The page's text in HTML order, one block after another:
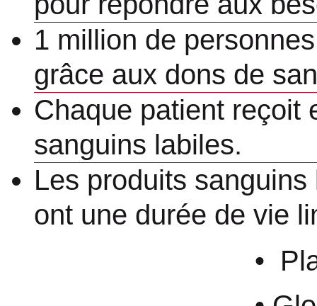
1 million de
grâce aux dons de
Chaque patient reçoit
sanguins labiles.
Les produits
ont une durée de vie
•